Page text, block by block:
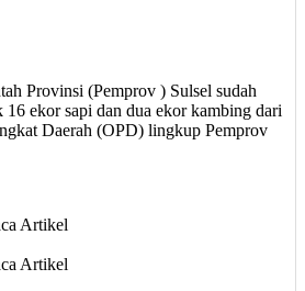
Provinsi (Pemprov ) Sulsel sudah
16 ekor sapi dan dua ekor kambing dari
Daerah (OPD) lingkup Pemprov
Artikel
Artikel